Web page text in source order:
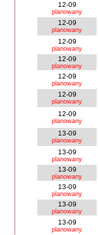
12-09
planowany
12-09
planowany
12-09
planowany
12-09
planowany
12-09
planowany
12-09
planowany
12-09
planowany
13-09
planowany
13-09
planowany
13-09
planowany
13-09
planowany
13-09
planowany
13-09
planowany